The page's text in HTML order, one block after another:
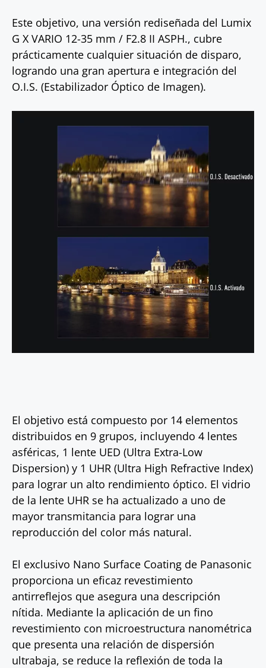
Este objetivo, una versión rediseñada del Lumix
G X VARIO 12-35 mm / F2.8 II ASPH., cubre
prácticamente cualquier situación de disparo,
logrando una gran apertura e integración del
O.I.S. (Estabilizador Óptico de Imagen).
El objetivo está compuesto por 14 elementos
distribuidos en 9 grupos, incluyendo 4 lentes
asféricas, 1 lente UED (Ultra Extra-Low
Dispersion) y 1 UHR (Ultra High Refractive Index)
para lograr un alto rendimiento óptico. El vidrio
de la lente UHR se ha actualizado a uno de
mayor transmitancia para lograr una
reproducción del color más natural.
El exclusivo Nano Surface Coating de Panasonic
proporciona un eficaz revestimiento
antirreflejos que asegura una descripción
nítida. Mediante la aplicación de un fino
revestimiento con microestructura nanométrica
que presenta una relación de dispersión
ultrabaja, se reduce la reflexión de toda la